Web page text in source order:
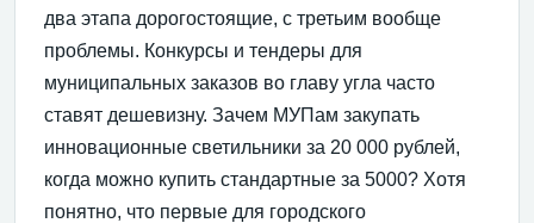
два этапа дорогостоящие, с третьим вообще
проблемы. Конкурсы и тендеры для
муниципальных заказов во главу угла часто
ставят дешевизну. Зачем МУПам закупать
инновационные светильники за 20 000 рублей,
когда можно купить стандартные за 5000? Хотя
понятно, что первые для городского